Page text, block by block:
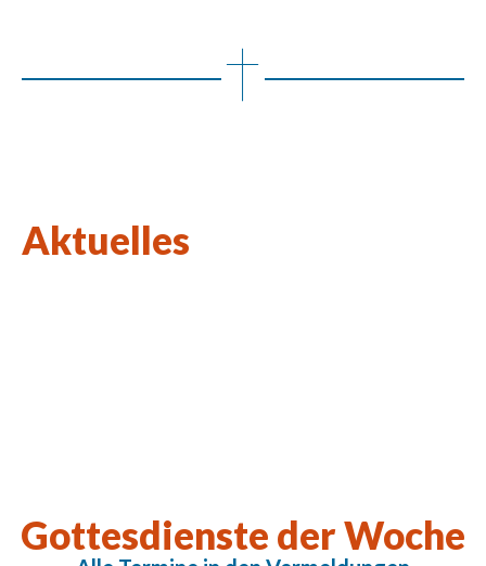
AktuellesWort des Lebens August 2026
Gottesdienste der Woche